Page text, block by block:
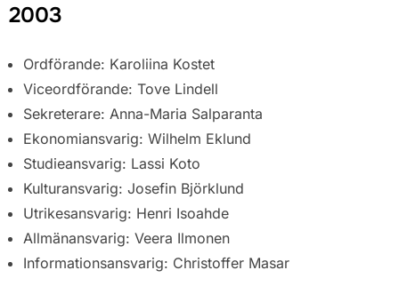
2003
Ordförande: Karoliina Kostet
Viceordförande: Tove Lindell
Sekreterare: Anna-Maria Salparanta
Ekonomiansvarig: Wilhelm Eklund
Studieansvarig: Lassi Koto
Kulturansvarig: Josefin Björklund
Utrikesansvarig: Henri Isoahde
Allmänansvarig: Veera Ilmonen
Informationsansvarig: Christoffer Masar